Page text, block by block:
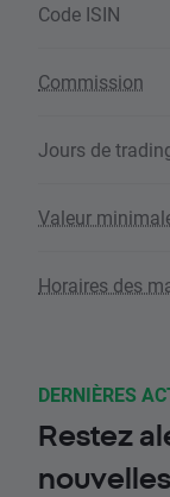
Code ISIN
Commission
Jours de
Valeur
Horaires des
DERNIÈRES
Restez
nouvelles